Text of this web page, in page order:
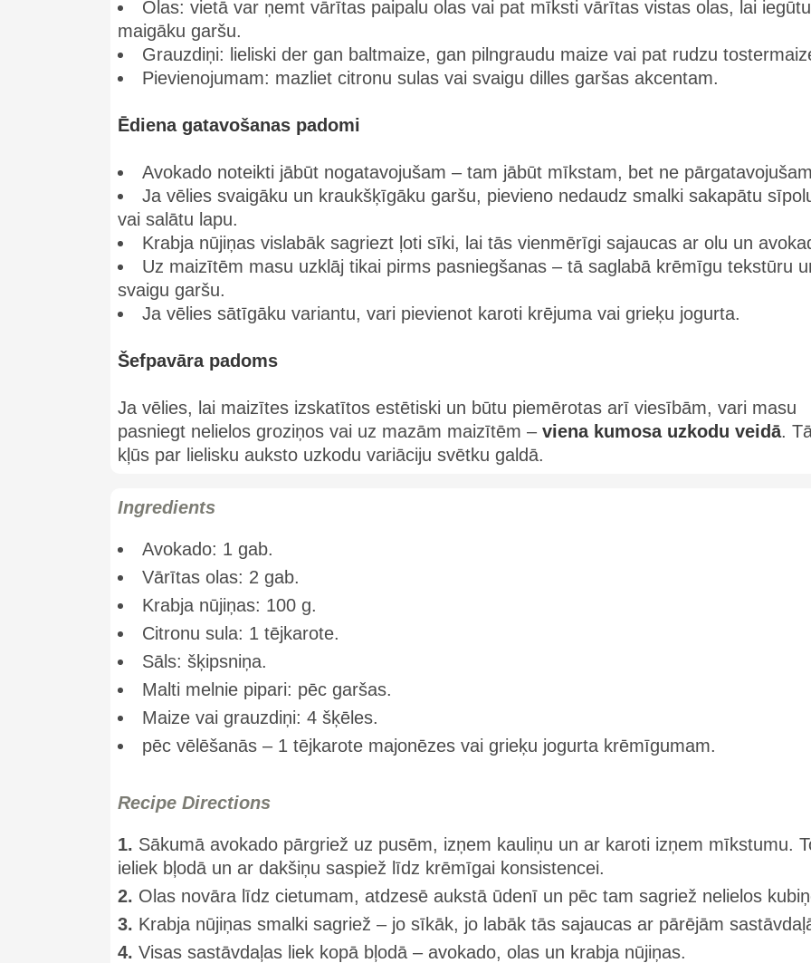
Olas: vietā var ņemt vārītas paipalu olas vai pat mīksti vārītas vistas olas, lai iegūtu
maigāku garšu.
Grauzdiņi: lieliski der gan baltmaize, gan pilngraudu maize vai pat rudzu
Pievienojumam: mazliet citronu sulas vai svaigu dilles garšas akcentam.
Ēdiena gatavošanas padomi
Avokado noteikti jābūt nogatavojušam – tam jābūt mīkstam, bet ne
Ja vēlies svaigāku un kraukšķīgāku garšu, pievieno nedaudz smalki sakapātu
vai salātu lapu.
Krabja nūjiņas vislabāk sagriezt ļoti sīki, lai tās vienmērīgi sajaucas ar olu un
Uz maizītēm masu uzklāj tikai pirms pasniegšanas – tā saglabā krēmīgu tekstūru
svaigu garšu.
Ja vēlies sātīgāku variantu, vari pievienot karoti krējuma vai grieķu jogurta.
Šefpavāra padoms
Ja vēlies, lai maizītes izskatītos estētiski un būtu piemērotas arī viesībām, vari masu
pasniegt nelielos groziņos vai uz mazām maizītēm – viena kumosa uzkodu veidā.
kļūs par lielisku auksto uzkodu variāciju svētku galdā.
Ingredients
Avokado: 1 gab.
Vārītas olas: 2 gab.
Krabja nūjiņas: 100 g.
Citronu sula: 1 tējkarote.
Sāls: šķipsniņa.
Malti melnie pipari: pēc garšas.
Maize vai grauzdiņi: 4 šķēles.
pēc vēlēšanās – 1 tējkarote majonēzes vai grieķu jogurta krēmīgumam.
Recipe Directions
1. Sākumā avokado pārgriež uz pusēm, izņem kauliņu un ar karoti izņem mīkstumu.
ieliek bļodā un ar dakšiņu saspiež līdz krēmīgai konsistencei.
2. Olas novāra līdz cietumam, atdzesē aukstā ūdenī un pēc tam sagriež nelielos
3. Krabja nūjiņas smalki sagriež – jo sīkāk, jo labāk tās sajaucas ar pārējām
4. Visas sastāvdaļas liek kopā bļodā – avokado, olas un krabja nūjiņas.